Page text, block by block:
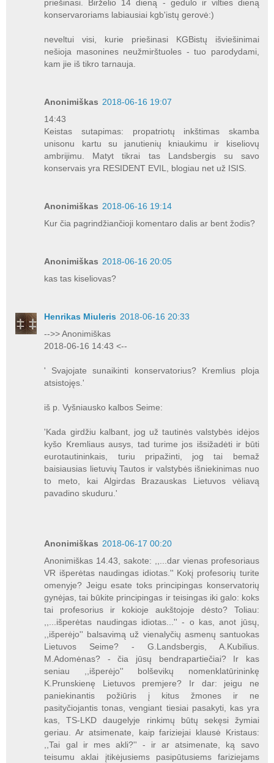
priešinasi. Birželio 14 dieną - gedulo ir vilties dieną
konservaroriams labiausiai kgb'istų gerovė:)
neveltui visi, kurie priešinasi KGBistų išviešinimai
nešioja masonines neužmirštuoles - tuo parodydami,
kam jie iš tikro tarnauja.
Anonimiškas 2018-06-16 19:07
14:43
Keistas sutapimas: propatriotų inkštimas skamba
unisonu kartu su janutienių kniaukimu ir kiseliovų
ambrijimu. Matyt tikrai tas Landsbergis su savo
konservais yra RESIDENT EVIL, blogiau net už ISIS.
Anonimiškas 2018-06-16 19:14
Kur čia pagrindžiančioji komentaro dalis ar bent žodis?
Anonimiškas 2018-06-16 20:05
kas tas kiseliovas?
Henrikas Miuleris 2018-06-16 20:33
-->> Anonimiškas
2018-06-16 14:43 <--
' Svajojate sunaikinti konservatorius? Kremlius ploja
atsistojęs.'
iš p. Vyšniausko kalbos Seime:
'Kada girdžiu kalbant, jog už tautinės valstybės idėjos
kyšo Kremliaus ausys, tad turime jos išsižadėti ir būti
eurotautininkais, turiu pripažinti, jog tai bemaž
baisiausias lietuvių Tautos ir valstybės išniekinimas nuo
to meto, kai Algirdas Brazauskas Lietuvos vėliavą
pavadino skuduru.'
Anonimiškas 2018-06-17 00:20
Anonimiškas 14.43, sakote: ,,...dar vienas profesoriaus
VR išperėtas naudingas idiotas.'' Kokį profesorių turite
omenyje? Jeigu esate toks principingas konservatorių
gynėjas, tai būkite principingas ir teisingas iki galo: koks
tai profesorius ir kokioje aukštojoje dėsto? Toliau:
,,...išperėtas naudingas idiotas...'' - o kas, anot jūsų,
,,išperėjo'' balsavimą už vienalyčių asmenų santuokas
Lietuvos Seime? - G.Landsbergis, A.Kubilius.
M.Adomėnas? - čia jūsų bendrapartiečiai? Ir kas
seniau ,,išperėjo'' bolševikų nomenklatūrininkę
K.Prunskienę Lietuvos premjere? Ir dar: jeigu ne
paniekinantis požiūris į kitus žmones ir ne
pasityčiojantis tonas, vengiant tiesiai pasakyti, kas yra
kas, TS-LKD daugelyje rinkimų būtų sekęsi žymiai
geriau. Ar atsimenate, kaip fariziejai klausė Kristaus:
,,Tai gal ir mes akli?'' - ir ar atsimenate, ką savo
teisumu aklai įtikėjusiems pasipūtusiems fariziejams